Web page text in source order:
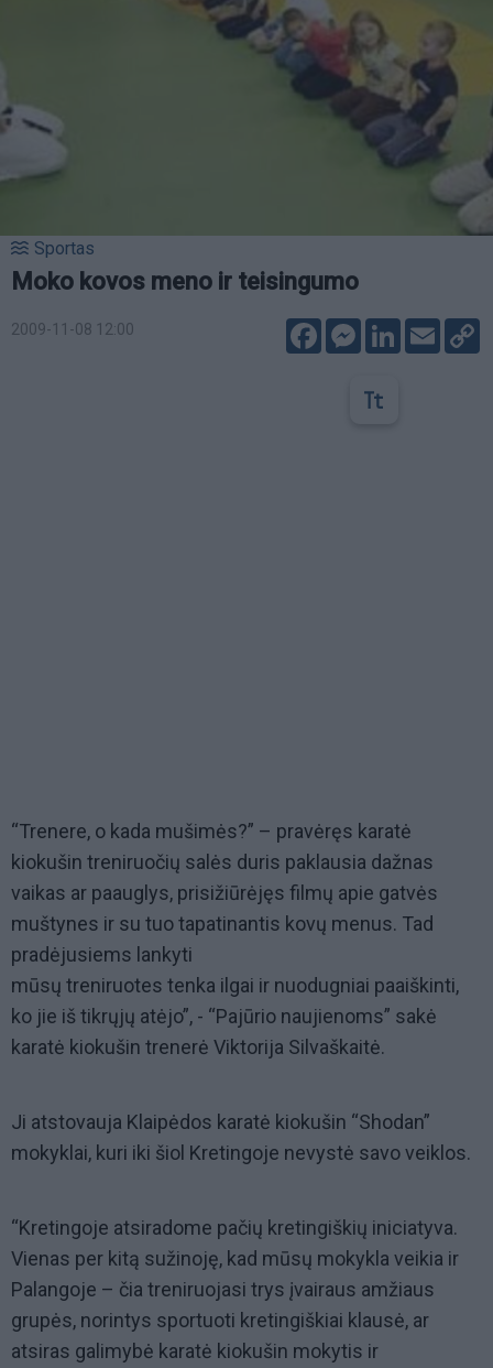
Sportas
Moko kovos meno ir teisingumo
2009-11-08 12:00 FacebookMessenger
LinkedIn
Email
“Trenere, o kada mušimės?” – pravėręs karatė
kiokušin treniruočių salės duris paklausia dažnas
vaikas ar paauglys, prisižiūrėjęs filmų apie gatvės
muštynes ir su tuo tapatinantis kovų menus. Tad
pradėjusiems lankyti
mūsų treniruotes tenka ilgai ir nuodugniai paaiškinti,
ko jie iš tikrųjų atėjo”, - “Pajūrio naujienoms” sakė
karatė kiokušin trenerė Viktorija Silvaškaitė.
Ji atstovauja Klaipėdos karatė kiokušin “Shodan”
mokyklai, kuri iki šiol Kretingoje nevystė savo veiklos.
“Kretingoje atsiradome pačių kretingiškių iniciatyva.
Vienas per kitą sužinoję, kad mūsų mokykla veikia ir
Palangoje – čia treniruojasi trys įvairaus amžiaus
grupės, norintys sportuoti kretingiškiai klausė, ar
atsiras galimybė karatė kiokušin mokytis ir